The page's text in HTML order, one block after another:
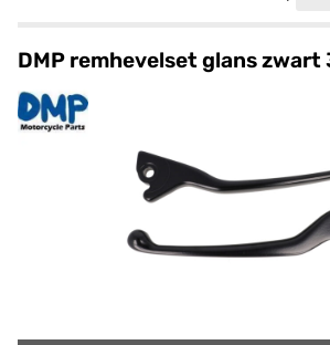
DMP remhevelset glans zwart